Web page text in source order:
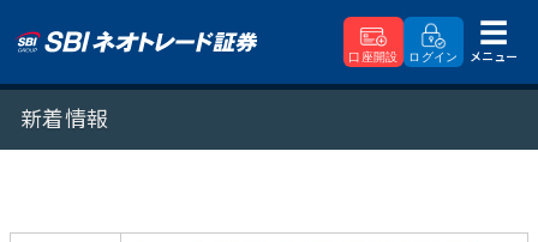
口座開設 ログイン
メニュー
新着情報